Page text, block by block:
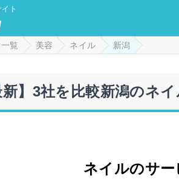
ト
覧 美容 ネイル 新潟
新】3社を比較新潟のネ
ネイルのサー